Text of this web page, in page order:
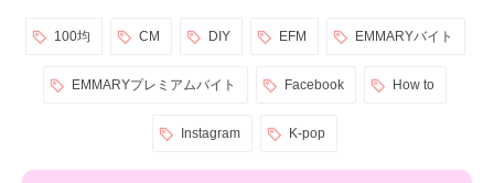
100均 CM DIY EFM EMMARYバイト
EMMARYプレミアムバイト Facebook How to
Instagram K-pop